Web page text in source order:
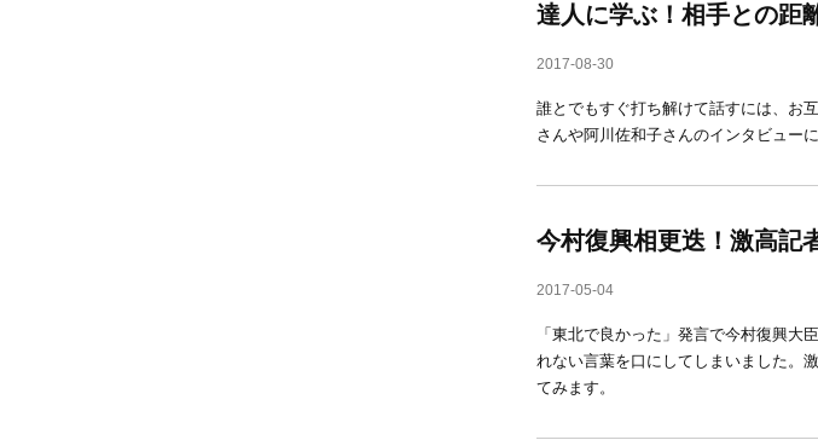
達人に学ぶ！相手との距
2017-08-30
誰とでもすぐ打ち解けて話すには、お
さんや阿川佐和子さんのインタビュー
今村復興相更迭！激高記
2017-05-04
「東北で良かった」発言で今村復興大
れない言葉を口にしてしまいました。
てみます。